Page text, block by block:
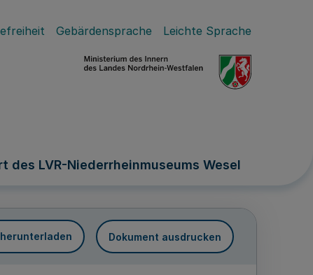
Gebärdensprache Leichte Sprache
LVR-Niederrheinmuseums Wesel
Dokument ausdrucken